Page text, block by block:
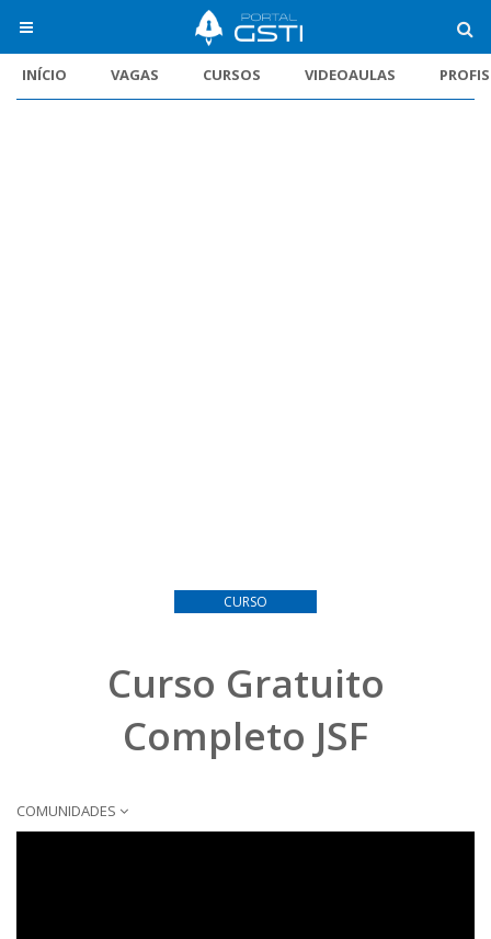
INÍCIO VAGAS CURSOS VIDEOAULAS
CURSO
Curso Gratuito
Completo JSF
COMUNIDADES